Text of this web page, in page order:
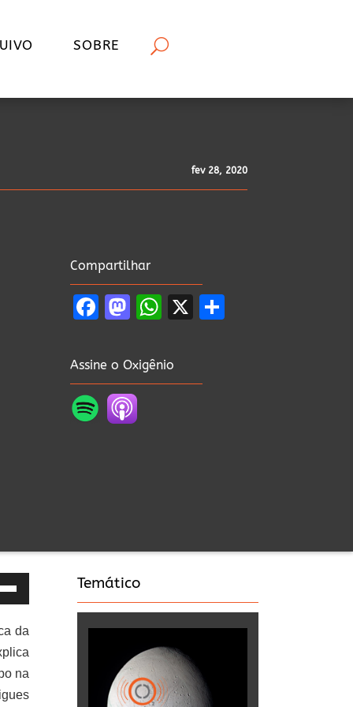
SOBRE
fev 28, 2020
Compartilhar
Facebook
Mastodon
WhatsApp
X
Assine o Oxigênio
da
na
Temático